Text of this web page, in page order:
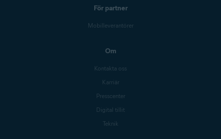
För partner
Mobilleverantörer
Om
Kontakta oss
Karriär
Presscenter
Digital tillit
Teknik